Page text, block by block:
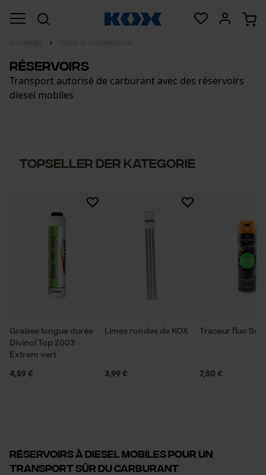
Réservoirs
Transport autorisé de carburant avec des réservoirs
diesel mobiles
Topseller der Kategorie
Graisse longue durée
Divinol Top 2003
Extrem vert
4,59 €
Limes rondes de KOX
3,99 €
Traceur fluo
7,50 €
Réservoirs à diesel mobiles pour un
transport sûr du carburant